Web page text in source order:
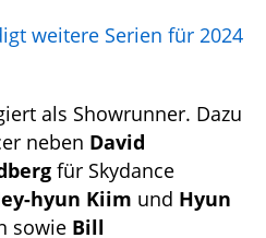
weitere Serien für 2024
als Showrunner. Dazu
neben David
für Skydance
hyun Kiim und Hyun
sowie Bill